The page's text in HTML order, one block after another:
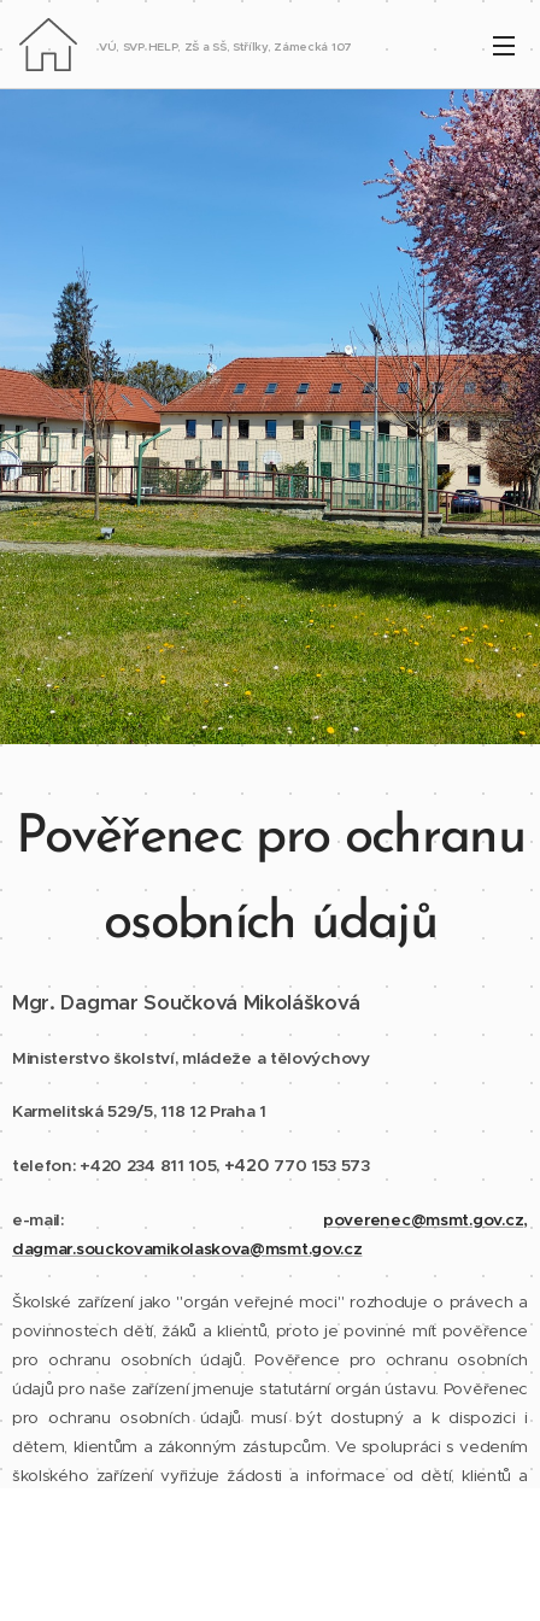
VÚ, SVP HELP, ZŠ a SŠ, Střílky, Zámecká 107
Pověřenec pro ochranu
osobních údajů
Mgr. Dagmar Součková Mikolášková
Ministerstvo školství, mládeže a tělovýchovy
Karmelitská 529/5, 118 12 Praha 1
telefon: +420 234 811 105, +420 770 153 573
e-mail: poverenec@msmt.gov.cz,
dagmar.souckovamikolaskova@msmt.gov.cz
Školské zařízení jako "orgán veřejné moci" rozhoduje o právech a
povinnostech dětí, žáků a klientů, proto je povinné mít pověřence
pro ochranu osobních údajů. Pověřence pro ochranu osobních
údajů pro naše zařízení jmenuje statutární orgán ústavu. Pověřenec
pro ochranu osobních údajů musí být dostupný a k dispozici i
dětem, klientům a zákonným zástupcům. Ve spolupráci s vedením
školského zařízení vyřizuje žádosti a informace od dětí, klientů a